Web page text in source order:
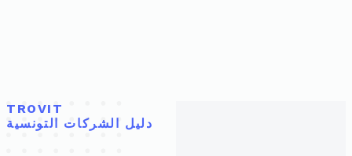
TROVIT
دليل الشركات التونسية